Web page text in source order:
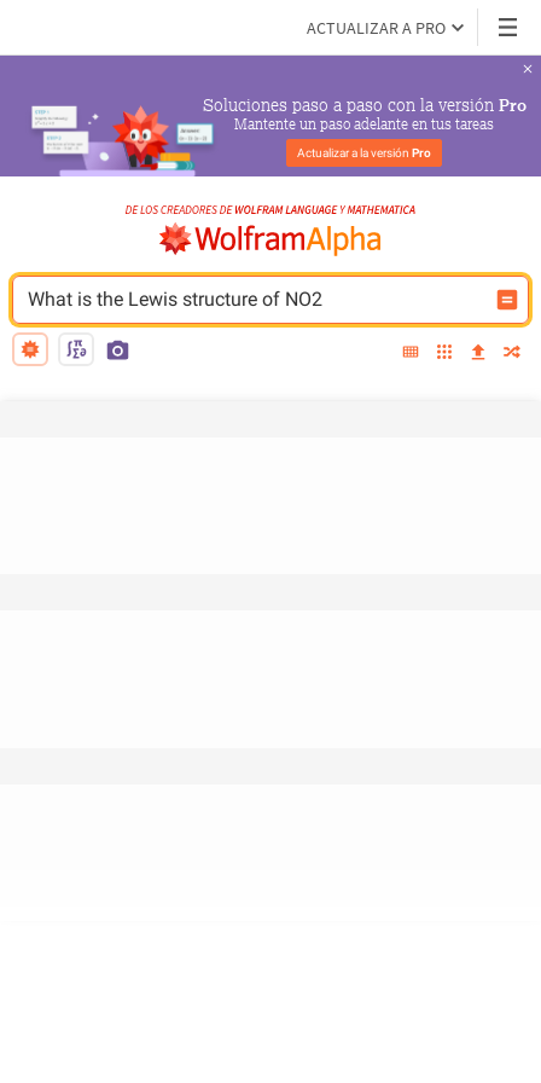
ACTUALIZAR A PRO
Soluciones paso a paso con la versión Pro
Mantente un paso adelante en tus tareas
Actualizar a la versión Pro
What is the Lewis structure of NO2